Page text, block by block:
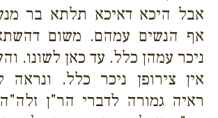
אבל היכא דאיכא תלתא בר
אף הנשים עמהם. משום דהשתא
ניכר עמהן כלל. עד כאן לשונו.
אין צירופן ניכר כלל. ונראה
ראיה גמורה לדברי הר"ן